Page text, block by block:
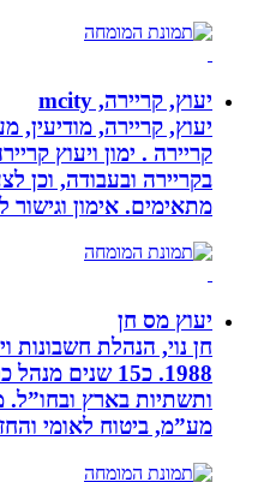
יעוץ, קריירה, mcity
יעוץ, קריירה, מודיעין,
קריירה . ימון ויעוץ קריירה
בקריירה ובעבודה, וכן
מתאימים. אימון וגישור
יעוץ מס חן
חן נוי, הנהלת חשבונות
1988. כ15 שנים מנהל
ותשתיות בארץ ובחו”ל.
מע”מ, ביטוח לאומי והחזרי